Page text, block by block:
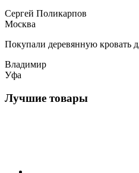
Сергей Поликарпов
Москва
Покупали деревянную кровать
Владимир
Уфа
Лучшие товары